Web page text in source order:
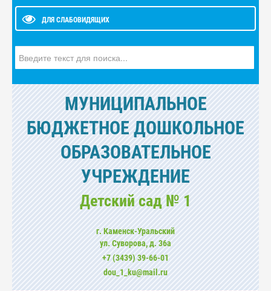
ДЛЯ СЛАБОВИДЯЩИХ
МУНИЦИПАЛЬНОЕ
БЮДЖЕТНОЕ ДОШКОЛЬНОЕ
ОБРАЗОВАТЕЛЬНОЕ
УЧРЕЖДЕНИЕ
Детский сад № 1
г. Каменск-Уральский
ул. Суворова, д. 36а
+7 (3439) 39-66-01
dou_1_ku@mail.ru